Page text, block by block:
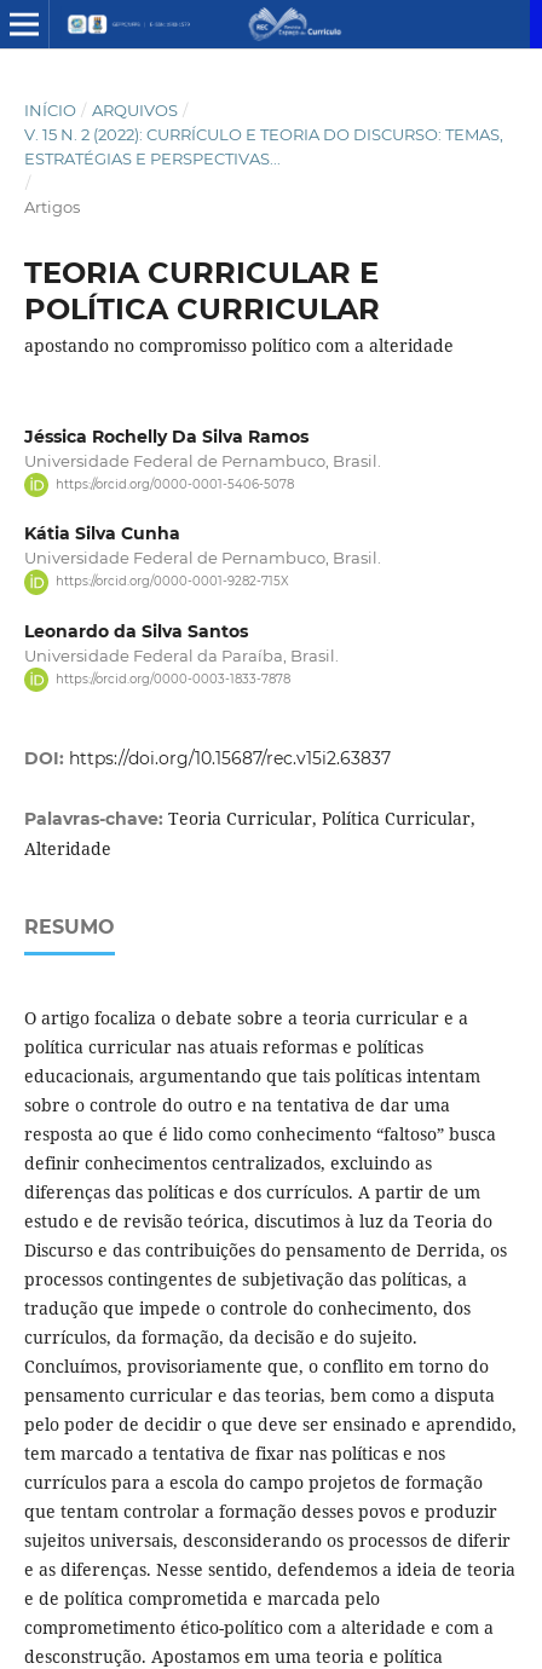
INÍCIO / ARQUIVOS /
V. 15 N. 2 (2022): CURRÍCULO E TEORIA DO DISCURSO: TEMAS,
ESTRATÉGIAS E PERSPECTIVAS...
/
Artigos
TEORIA CURRICULAR E
POLÍTICA CURRICULAR
apostando no compromisso político com a alteridade
Jéssica Rochelly Da Silva Ramos
Universidade Federal de Pernambuco, Brasil.
https://orcid.org/0000-0001-5406-5078
Kátia Silva Cunha
Universidade Federal de Pernambuco, Brasil.
https://orcid.org/0000-0001-9282-715X
Leonardo da Silva Santos
Universidade Federal da Paraíba, Brasil.
https://orcid.org/0000-0003-1833-7878
DOI: https://doi.org/10.15687/rec.v15i2.63837
Palavras-chave: Teoria Curricular, Política Curricular,
Alteridade
RESUMO
O artigo focaliza o debate sobre a teoria curricular e a
política curricular nas atuais reformas e políticas
educacionais, argumentando que tais políticas intentam
sobre o controle do outro e na tentativa de dar uma
resposta ao que é lido como conhecimento “faltoso” busca
definir conhecimentos centralizados, excluindo as
diferenças das políticas e dos currículos. A partir de um
estudo e de revisão teórica, discutimos à luz da Teoria do
Discurso e das contribuições do pensamento de Derrida, os
processos contingentes de subjetivação das políticas, a
tradução que impede o controle do conhecimento, dos
currículos, da formação, da decisão e do sujeito.
Concluímos, provisoriamente que, o conflito em torno do
pensamento curricular e das teorias, bem como a disputa
pelo poder de decidir o que deve ser ensinado e aprendido,
tem marcado a tentativa de fixar nas políticas e nos
currículos para a escola do campo projetos de formação
que tentam controlar a formação desses povos e produzir
sujeitos universais, desconsiderando os processos de diferir
e as diferenças. Nesse sentido, defendemos a ideia de teoria
e de política comprometida e marcada pelo
comprometimento ético-político com a alteridade e com a
desconstrução. Apostamos em uma teoria e política